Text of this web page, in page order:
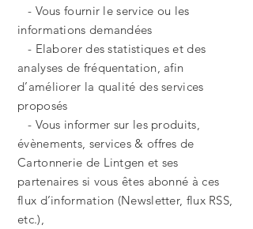
- Vous fournir le service ou les
informations demandées
- Elaborer des statistiques et des
analyses de fréquentation, afin
d’améliorer la qualité des services
proposés
- Vous informer sur les produits,
évènements, services & offres de
Cartonnerie de Lintgen et ses
partenaires si vous êtes abonné à ces
flux d’information (Newsletter, flux RSS,
etc.),